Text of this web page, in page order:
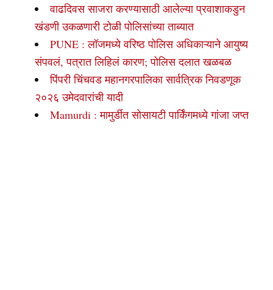
वाढदिवस साजरा करण्यासाठी आलेल्या प्रवाशाकडुन
खंडणी उकळणारी टोळी पोलिसांच्या ताब्यात
PUNE : लॉजमध्ये वरिष्ठ पोलिस अधिकाऱ्याने आयुष्य
संपवलं, पत्रात लिहिलं कारण; पोलिस दलात खळबळ
पिंपरी चिंचवड महानगरपालिका सार्वत्रिक निवडणूक
२०२६ उमेदवारांची यादी
Mamurdi : मामुर्डीत सोसायटी पार्किंगमध्ये गांजा जप्त